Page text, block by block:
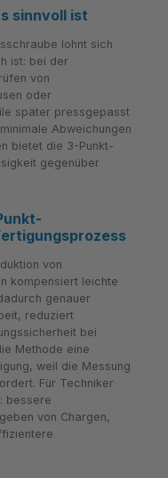
sinnvoll ist
lohnt sich
ist: bei der
von
oder
später pressgepasst
Abweichungen
bietet die 3-Punkt-
gegenüber
von
kompensiert leichte
genauer
reduziert
bei
Methode eine
weil die Messung
Für Techniker
bessere
von Chargen,